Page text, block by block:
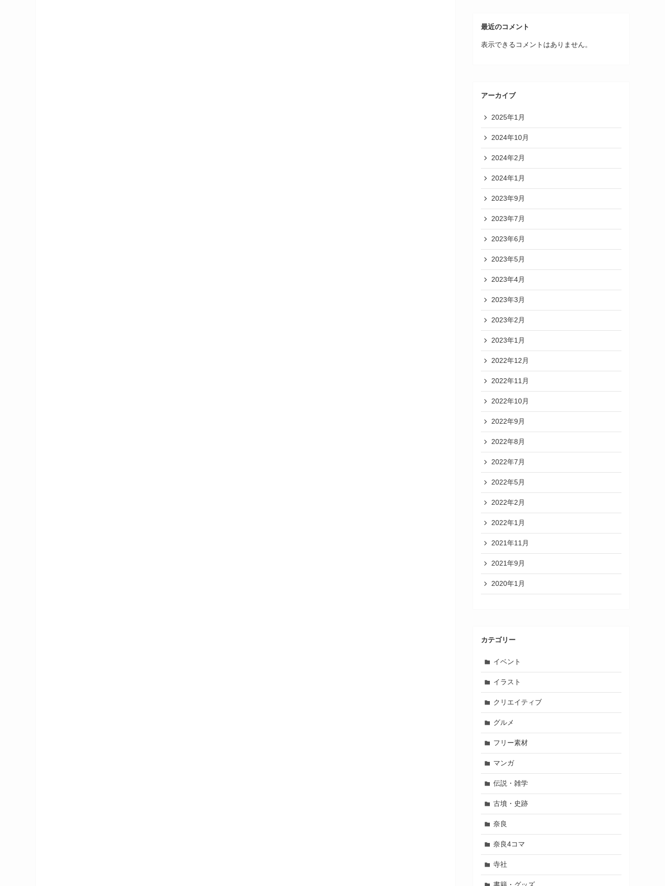
最近のコメント
表示できるコメントはありません。
アーカイブ
2025年1月
2024年10月
2024年2月
2024年1月
2023年9月
2023年7月
2023年6月
2023年5月
2023年4月
2023年3月
2023年2月
2023年1月
2022年12月
2022年11月
2022年10月
2022年9月
2022年8月
2022年7月
2022年5月
2022年2月
2022年1月
2021年11月
2021年9月
2020年1月
カテゴリー
イベント
イラスト
クリエイティブ
グルメ
フリー素材
マンガ
伝説・雑学
古墳・史跡
奈良
奈良4コマ
寺社